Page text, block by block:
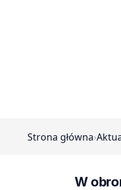
Strona główna›
W